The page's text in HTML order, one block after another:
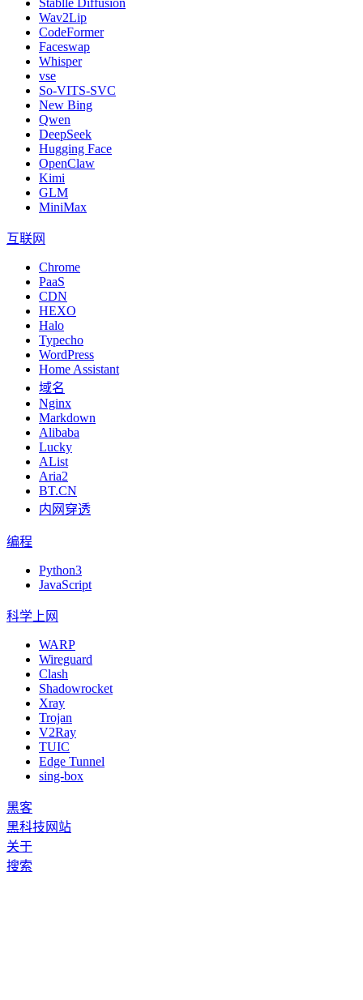
Stablle Diffusion
Wav2Lip
CodeFormer
Faceswap
Whisper
vse
So-VITS-SVC
New Bing
Qwen
DeepSeek
Hugging Face
OpenClaw
Kimi
GLM
MiniMax
互联网
Chrome
PaaS
CDN
HEXO
Halo
Typecho
WordPress
Home Assistant
域名
Nginx
Markdown
Alibaba
Lucky
AList
Aria2
BT.CN
内网穿透
编程
Python3
JavaScript
科学上网
WARP
Wireguard
Clash
Shadowrocket
Xray
Trojan
V2Ray
TUIC
Edge Tunnel
sing-box
黑客
黑科技网站
关于
搜索